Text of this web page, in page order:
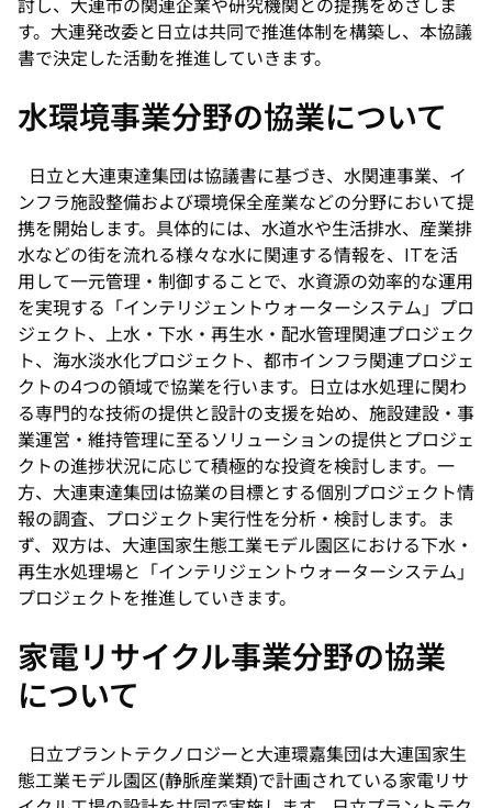
討し、大連市の関連企業や研究機関との提携をめざしま
す。大連発改委と日立は共同で推進体制を構築し、本協議
書で決定した活動を推進していきます。
水環境事業分野の協業について
日立と大連東達集団は協議書に基づき、水関連事業、イ
ンフラ施設整備および環境保全産業などの分野において提
携を開始します。具体的には、水道水や生活排水、産業排
水などの街を流れる様々な水に関連する情報を、ITを活
用して一元管理・制御することで、水資源の効率的な運用
を実現する「インテリジェントウォーターシステム」プロ
ジェクト、上水・下水・再生水・配水管理関連プロジェク
ト、海水淡水化プロジェクト、都市インフラ関連プロジェ
クトの4つの領域で協業を行います。日立は水処理に関わ
る専門的な技術の提供と設計の支援を始め、施設建設・事
業運営・維持管理に至るソリューションの提供とプロジェ
クトの進捗状況に応じて積極的な投資を検討します。一
方、大連東達集団は協業の目標とする個別プロジェクト情
報の調査、プロジェクト実行性を分析・検討します。ま
ず、双方は、大連国家生態工業モデル園区における下水・
再生水処理場と「インテリジェントウォーターシステム」
プロジェクトを推進していきます。
家電リサイクル事業分野の協業
について
日立プラントテクノロジーと大連環嘉集団は大連国家生
態工業モデル園区(静脈産業類)で計画されている家電リサ